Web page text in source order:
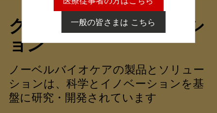
クリニカル・ソリューシ
ョン
ノーベルバイオケアの製品とソリュー
ションは、科学とイノベーションを基
盤に研究・開発されています
一般の皆さまは こちら